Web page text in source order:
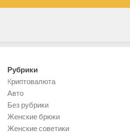
Рубрики
Kриптовалюта
Авто
Без рубрики
Женские брюки
Женские советики